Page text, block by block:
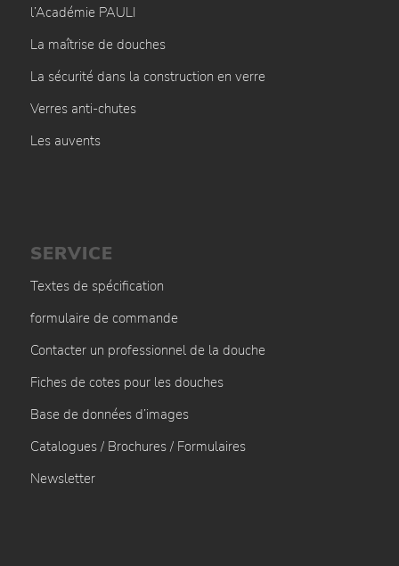
l’Académie PAULI
La maîtrise de douches
La sécurité dans la construction en verre
Verres anti-chutes
Les auvents
SERVICE
Textes de spécification
formulaire de commande
Contacter un professionnel de la douche
Fiches de cotes pour les douches
Base de données d’images
Catalogues / Brochures / Formulaires
Newsletter